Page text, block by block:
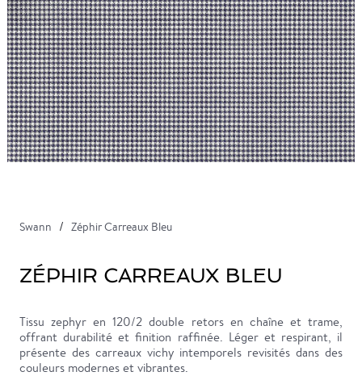
Swann Zéphir Carreaux Bleu
ZÉPHIR CARREAUX BLEU
Tissu zephyr en 120/2 double retors en chaîne et trame,
offrant durabilité et finition raffinée. Léger et respirant, il
présente des carreaux vichy intemporels revisités dans des
couleurs modernes et vibrantes.